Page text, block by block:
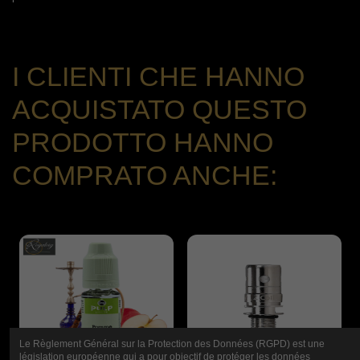
I CLIENTI CHE HANNO
ACQUISTATO QUESTO
PRODOTTO HANNO
COMPRATO ANCHE:
Le Règlement Général sur la Protection des Données (RGPD) est une
législation européenne qui a pour objectif de protéger les données